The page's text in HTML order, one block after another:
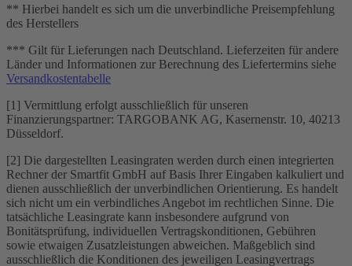
** Hierbei handelt es sich um die unverbindliche Preisempfehlung
des Herstellers
*** Gilt für Lieferungen nach Deutschland. Lieferzeiten für andere
Länder und Informationen zur Berechnung des Liefertermins siehe
Versandkostentabelle
[1] Vermittlung erfolgt ausschließlich für unseren
Finanzierungspartner: TARGOBANK AG, Kasernenstr. 10, 40213
Düsseldorf.
[2] Die dargestellten Leasingraten werden durch einen integrierten
Rechner der Smartfit GmbH auf Basis Ihrer Eingaben kalkuliert und
dienen ausschließlich der unverbindlichen Orientierung. Es handelt
sich nicht um ein verbindliches Angebot im rechtlichen Sinne. Die
tatsächliche Leasingrate kann insbesondere aufgrund von
Bonitätsprüfung, individuellen Vertragskonditionen, Gebühren
sowie etwaigen Zusatzleistungen abweichen. Maßgeblich sind
ausschließlich die Konditionen des jeweiligen Leasingvertrags